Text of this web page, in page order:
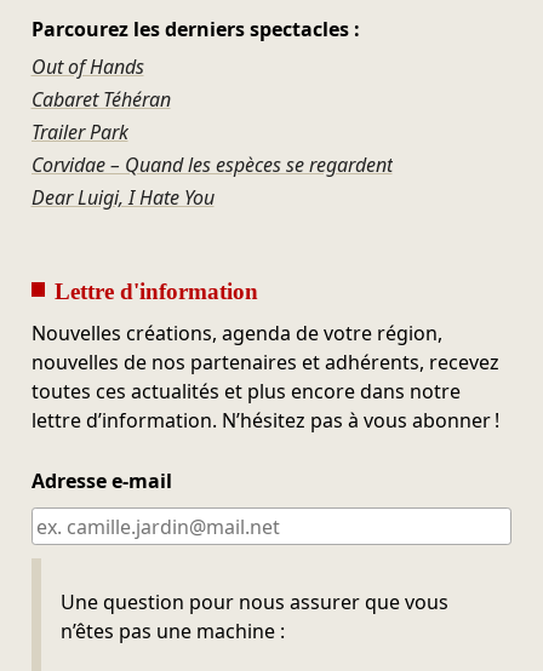
Parcourez les derniers spectacles :
Out of Hands
Cabaret Téhéran
Trailer Park
Corvidae – Quand les espèces se regardent
Dear Luigi, I Hate You
Lettre d'information
Nouvelles créations, agenda de votre région,
nouvelles de nos partenaires et adhérents, recevez
toutes ces actualités et plus encore dans notre
lettre d’information. N’hésitez pas à vous abonner !
Adresse e-mail
Une question pour nous assurer que vous
n’êtes pas une machine :
Ne pas remplir